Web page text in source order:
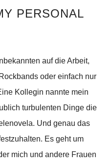
PERSONAL
auf die Arbeit,
oder einfach nur
Kollegin nannte mein
turbulenten Dinge die
Und genau das
Es geht um
mich und andere Frauen